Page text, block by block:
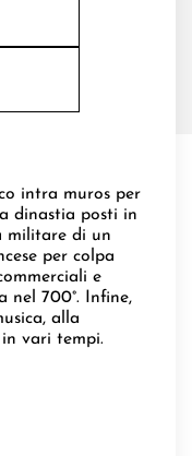
intra muros per
dinastia posti in
militare di un
per colpa
e
nel 700°. Infine,
alla
vari tempi.